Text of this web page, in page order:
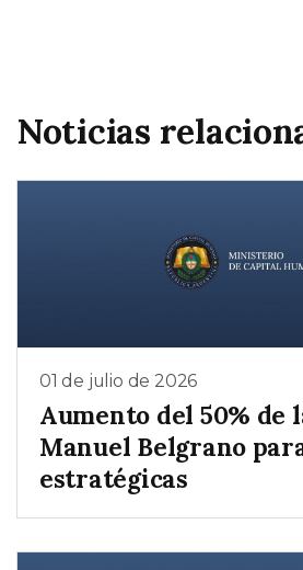
Noticias
01 de julio de 2026
Aumento del 50% de
Manuel Belgrano
estratégicas